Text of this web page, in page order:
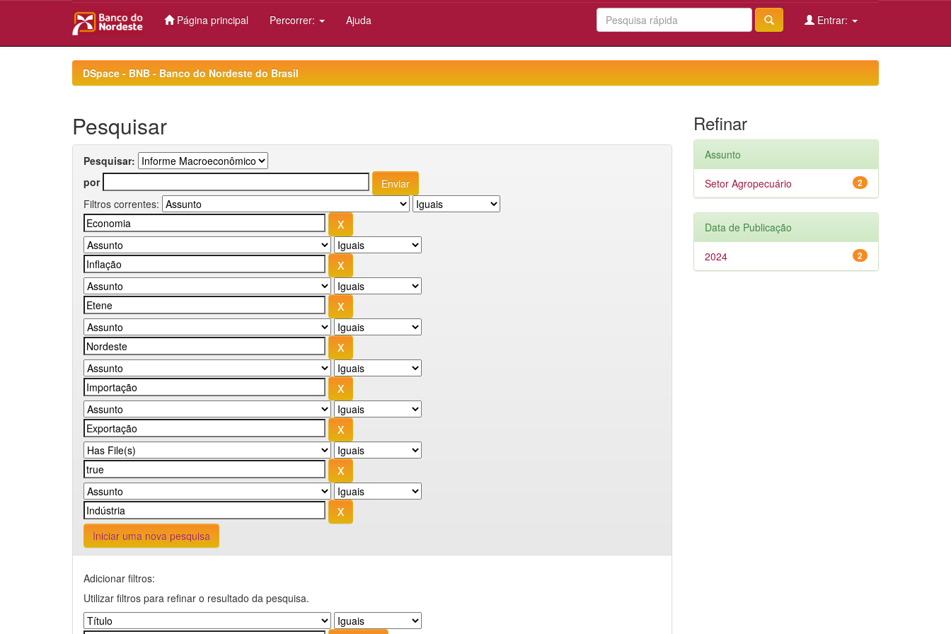
Página principal Percorrer: Ajuda Entrar:
DSpace - BNB - Banco do Nordeste do Brasil
Pesquisar
Pesquisar:
por
Filtros correntes:
Iniciar uma nova pesquisa
Adicionar filtros:
Utilizar filtros para refinar o resultado da pesquisa.
Refinar
Assunto
2
Setor Agropecuário
Data de Publicação
2
2024